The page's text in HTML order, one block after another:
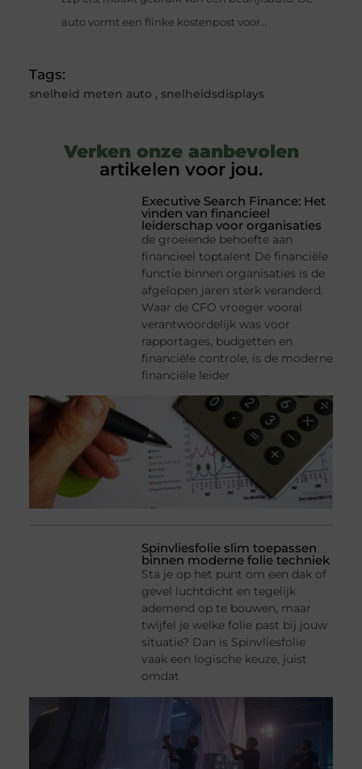
auto vormt een flinke kostenpost voor...
Tags:
snelheid meten auto , snelheidsdisplays
Verken onze aanbevolen
artikelen voor jou.
Executive Search Finance: Het
vinden van financieel
leiderschap voor organisaties
de groeiende behoefte aan
financieel toptalent De financiële
functie binnen organisaties is de
afgelopen jaren sterk veranderd.
Waar de CFO vroeger vooral
verantwoordelijk was voor
rapportages, budgetten en
financiële controle, is de moderne
financiële leider
Spinvliesfolie slim toepassen
binnen moderne folie techniek
Sta je op het punt om een dak of
gevel luchtdicht en tegelijk
ademend op te bouwen, maar
twijfel je welke folie past bij jouw
situatie? Dan is Spinvliesfolie
vaak een logische keuze, juist
omdat